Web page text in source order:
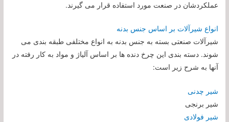
عملکردشان در صنعت مورد استفاده قرار می گیرند.
انواع شیرآلات بر اساس جنس بدنه
شیرآلات صنعتی بسته به جنس بدنه به انواع مختلفی طبقه بندی می
شوند. دسته بندی این چرخ دنده ها بر اساس آلیاژ و مواد به کار رفته در
آنها به شرح زیر است:
شیر چدنی
شیر برنجی
شیر فولادی